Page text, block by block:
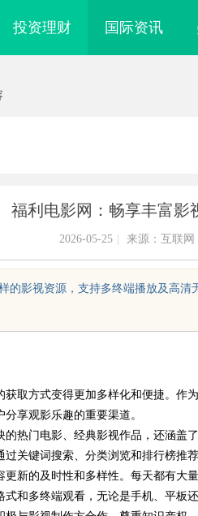
投资理财 国际资讯
福利电影网：畅享丰富影
2026-05-25 来源：互联网
的影视资源，支持多终端播放及高
获取方式变得更加多样化和便捷。作
享观影乐趣的重要渠道。
的热门电影、经典影视作品，还涵盖
过关键词搜索、分类浏览和排行榜推
更新的及时性和多样性。每天都有大
式和多终端观看，无论是手机、平板
发体系全解析